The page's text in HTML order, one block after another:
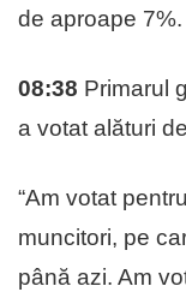
de aproape 7%.
08:38 Primarul
a votat alături
“Am votat
muncitori, pe
până azi. Am